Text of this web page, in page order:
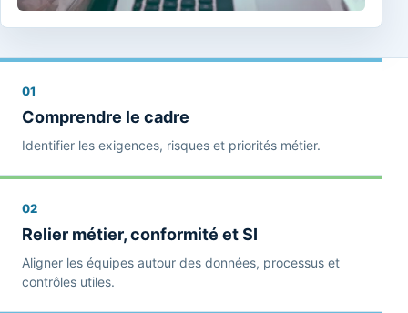
01
Comprendre le cadre
Identifier les exigences, risques et priorités métier.
02
Relier métier, conformité et SI
Aligner les équipes autour des données, processus et
contrôles utiles.